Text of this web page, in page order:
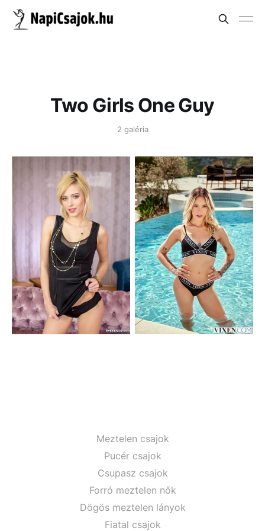
Two Girls One Guy
2 galéria
Meztelen csajok
Pucér csajok
Csupasz csajok
Forró meztelen nők
Dögös meztelen lányok
Fiatal csajok